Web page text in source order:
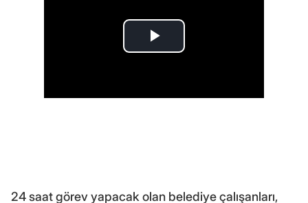
24 saat görev yapacak olan belediye çalışanları,